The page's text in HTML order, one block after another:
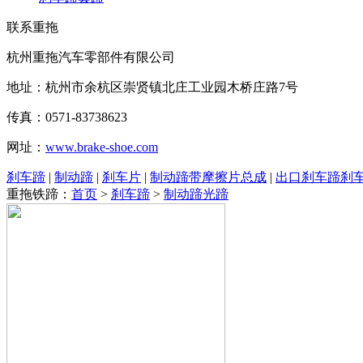
联系重拖
杭州重拖汽车零部件有限公司
地址：杭州市余杭区崇贤镇北庄工业园木桥庄路7号
传真：0571-83738623
网址： www.brake-shoe.com
刹车蹄 | 制动蹄 | 刹车片 | 制动蹄带摩擦片总成 | 出口刹车蹄刹
重拖铁蹄： 首页 > 刹车蹄 > 制动蹄光蹄